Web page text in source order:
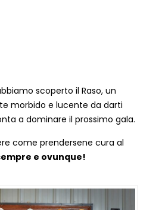
scoperto il Raso, un
morbido e lucente da darti
a dominare il prossimo gala.
come prendersene cura al
e ovunque!